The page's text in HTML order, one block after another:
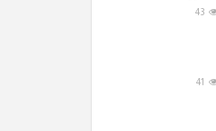
43
41